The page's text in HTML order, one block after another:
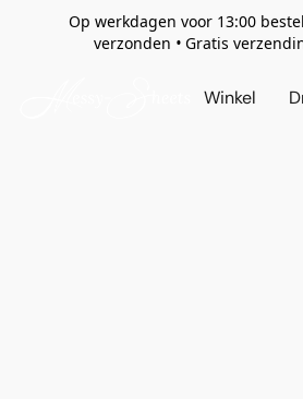
Op werkdagen voor 13:00
verzonden • Gratis
Winkel